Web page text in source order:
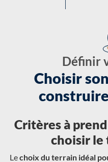
Définir
Choisir
Critères à
choisir le
Lechoix du terrain idéal